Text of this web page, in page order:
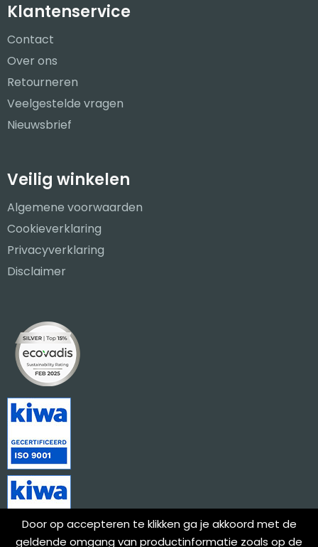
Klantenservice
Contact
Over ons
Retourneren
Veelgestelde vragen
Nieuwsbrief
Veilig winkelen
Algemene voorwaarden
Cookieverklaring
Privacyverklaring
Disclaimer
Door op accepteren te klikken ga je akkoord met de
geldende omgang van productinformatie zoals op de